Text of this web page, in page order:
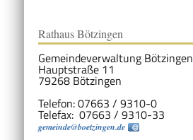
Rathaus Bötzingen
Gemeindeverwaltung Bötzingen
Hauptstraße 11
79268 Bötzingen
Telefon: 07663 / 9310-0
Telefax: 07663 / 9310-33
gemeinde@boetzingen.de